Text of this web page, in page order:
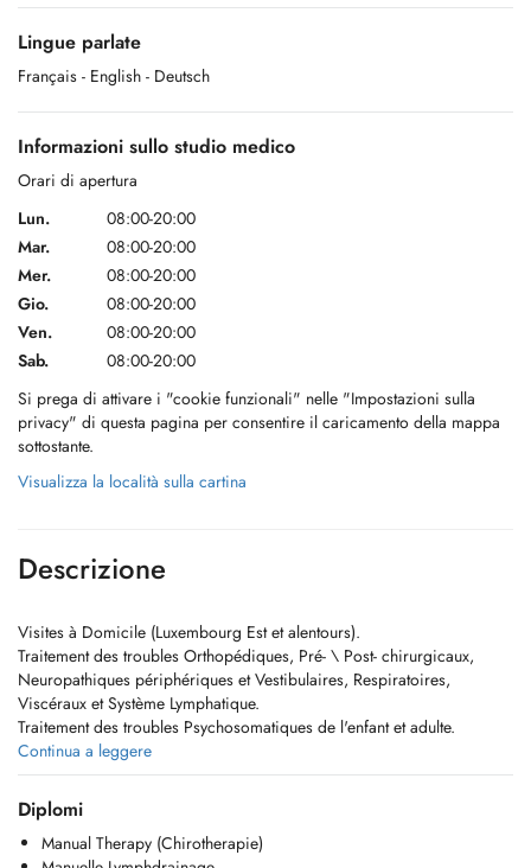
Lingue parlate
Français - English - Deutsch
Informazioni sullo studio medico
Orari di apertura
Lun.
08:00-20:00
Mar.
08:00-20:00
Mer.
08:00-20:00
Gio.
08:00-20:00
Ven.
08:00-20:00
Sab.
08:00-20:00
Si prega di attivare i "cookie funzionali" nelle "Impostazioni sulla
privacy" di questa pagina per consentire il caricamento della mappa
sottostante.
Visualizza la località sulla cartina
Descrizione
Visites à Domicile (Luxembourg Est et alentours).
Traitement des troubles Orthopédiques, Pré- \ Post- chirurgicaux,
Neuropathiques périphériques et Vestibulaires, Respiratoires,
Viscéraux et Système Lymphatique.
Traitement des troubles Psychosomatiques de l'enfant et adulte.
Joignable comme suit:
+ 352 661 58 78 28
Kine.zabel@pm.me
Continua a leggere
Diplomi
Manual Therapy (Chirotherapie)